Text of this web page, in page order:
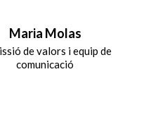
Maria Molas
de valors i equip de
comunicació